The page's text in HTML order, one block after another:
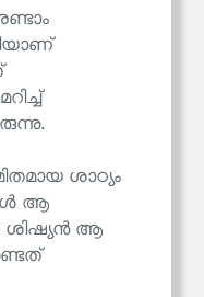
ശാഠ്യം
ആ
ശിഷ്യൻ ആ